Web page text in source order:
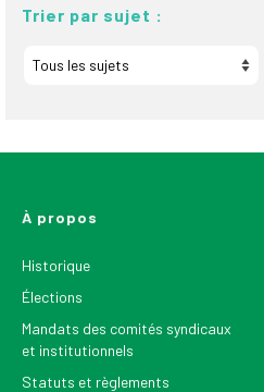
Trier par sujet :
À propos
Historique
Élections
Mandats des comités syndicaux
et institutionnels
Statuts et règlements